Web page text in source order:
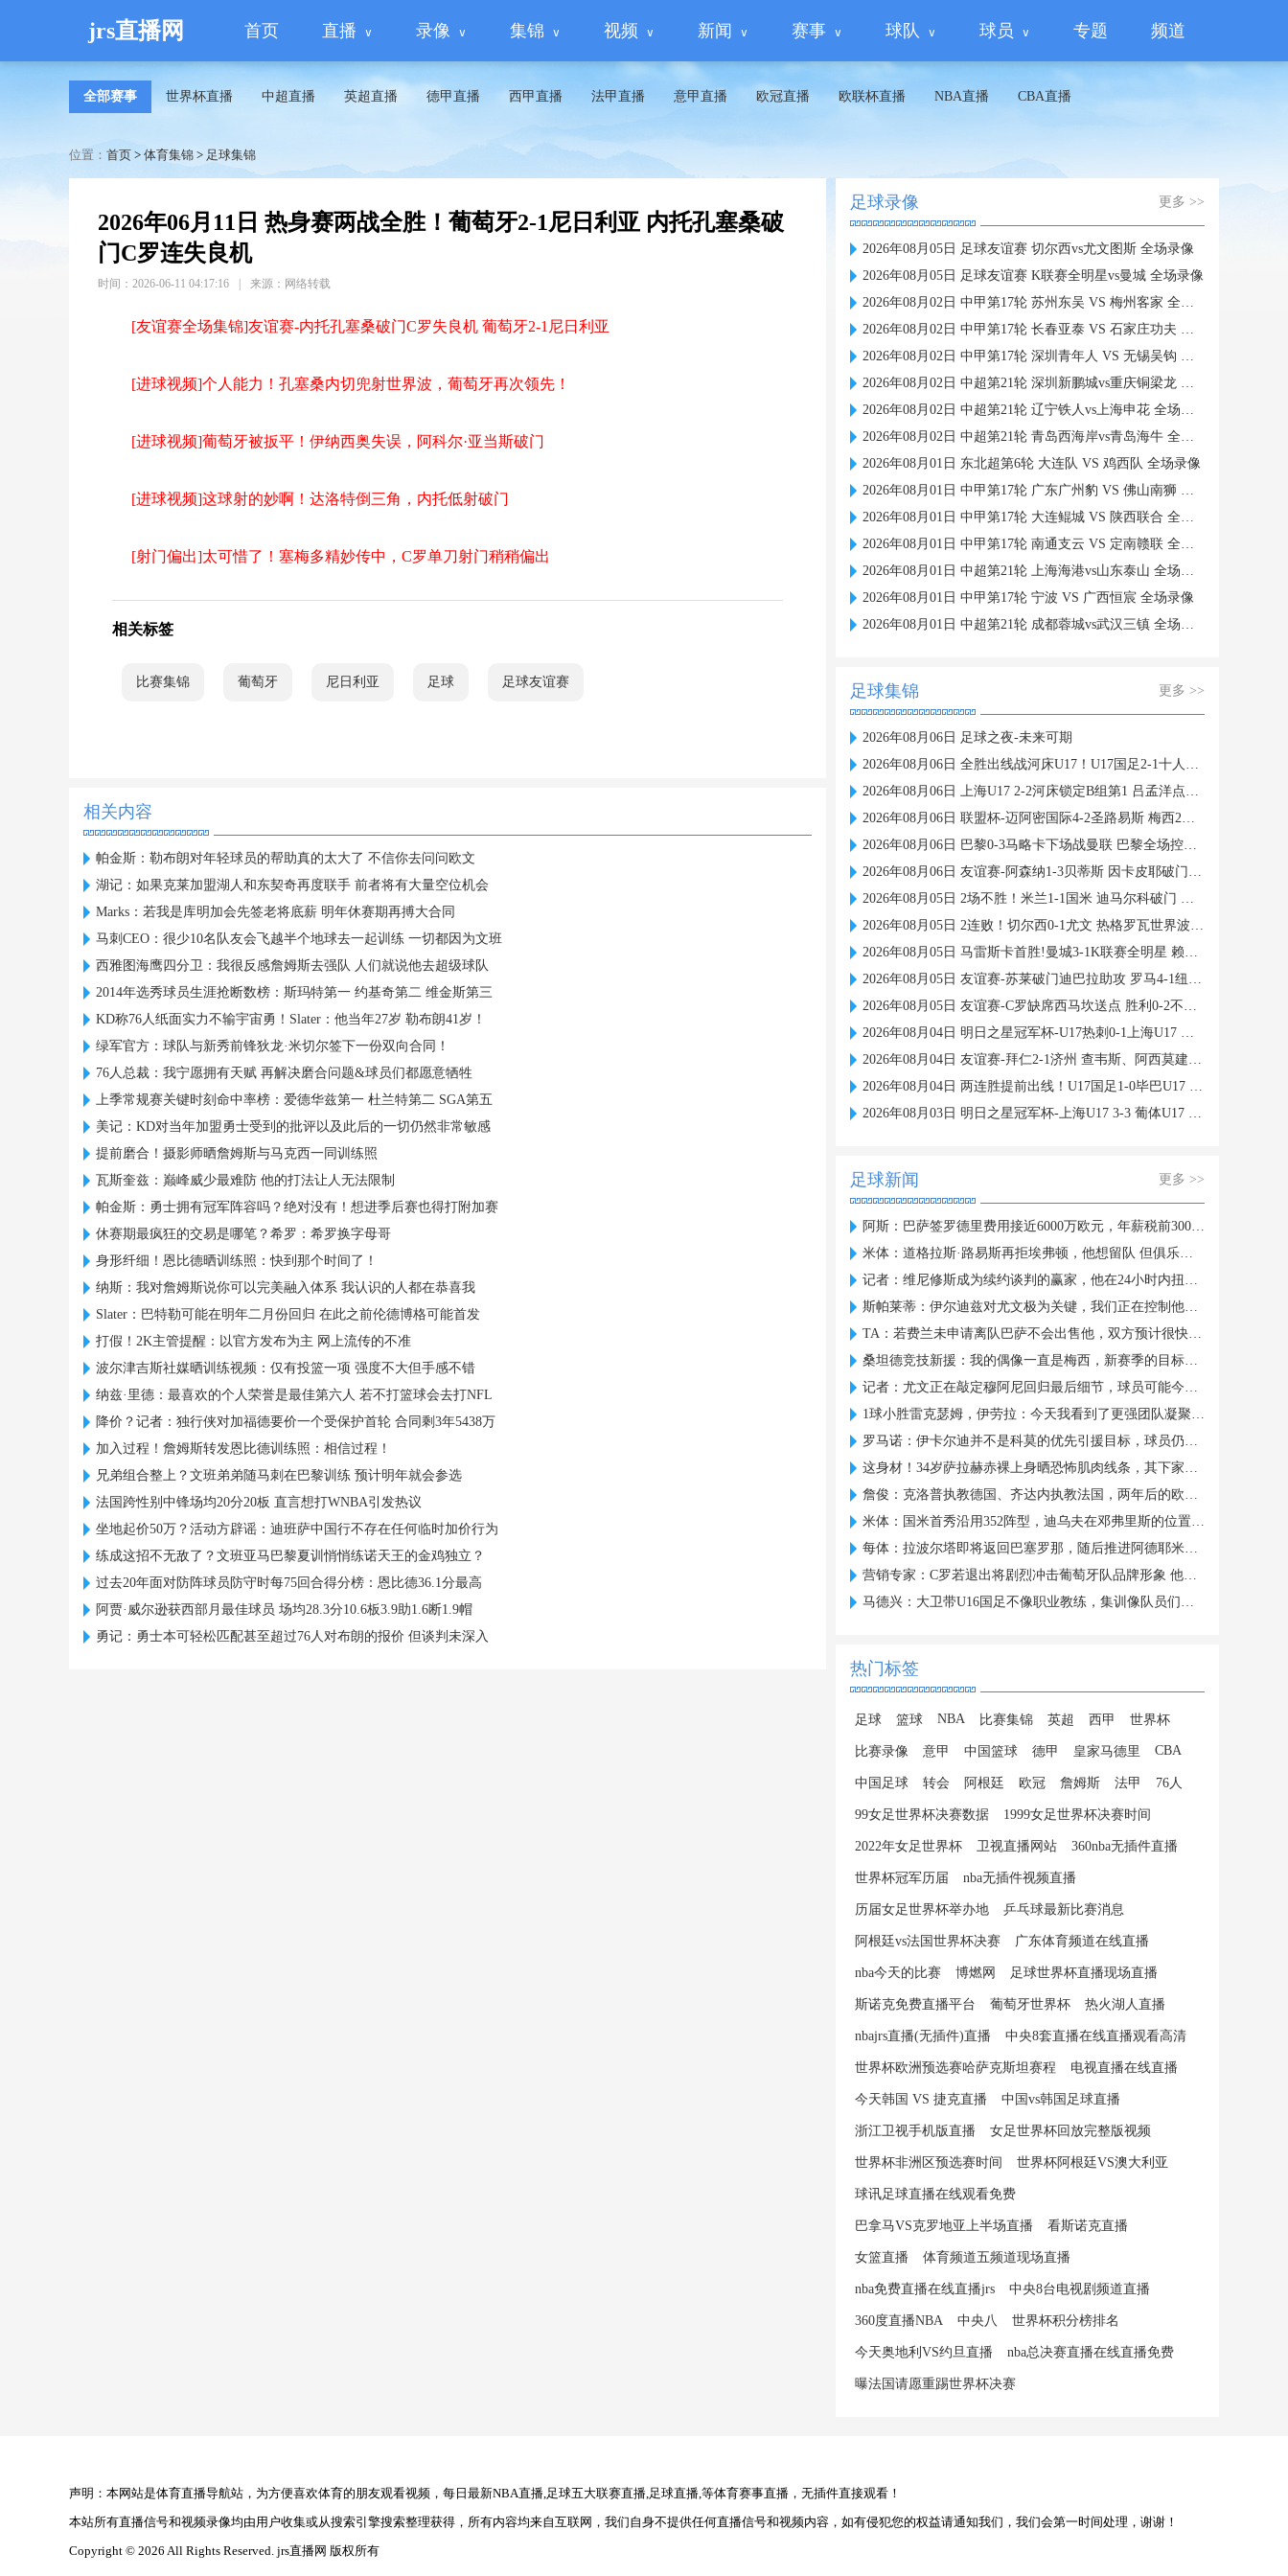
jrs直播网 首页 直播 录像 集锦 视频 新闻 赛事 球队 球员 专题 频道
全部赛事 世界杯直播 中超直播 英超直播 德甲直播 西甲直播 法甲直播 意甲直播 欧冠直播 欧联杯直播 NBA直播 CBA直播
位置： 首页 > 体育集锦 > 足球集锦
2026年06月11日 热身赛两战全胜！葡萄牙2-1尼日利亚 内托孔塞桑破
门C罗连失良机
时间：2026-06-11 04:17:16 来源：网络转载
[友谊赛全场集锦]友谊赛-内托孔塞桑破门C罗失良机 葡萄牙2-1尼日利亚
[进球视频]个人能力！孔塞桑内切兜射世界波，葡萄牙再次领先！
[进球视频]葡萄牙被扳平！伊纳西奥失误，阿科尔·亚当斯破门
[进球视频]这球射的妙啊！达洛特倒三角，内托低射破门
[射门偏出]太可惜了！塞梅多精妙传中，C罗单刀射门稍稍偏出
相关标签
比赛集锦 葡萄牙 尼日利亚 足球 足球友谊赛
相关内容
帕金斯：勒布朗对年轻球员的帮助真的太大了 不信你去问问欧文
湖记：如果克莱加盟湖人和东契奇再度联手 前者将有大量空位机会
Marks：若我是库明加会先签老将底薪 明年休赛期再搏大合同
马刺CEO：很少10名队友会飞越半个地球去一起训练 一切都因为文班
西雅图海鹰四分卫：我很反感詹姆斯去强队 人们就说他去超级球队
2014年选秀球员生涯抢断数榜：斯玛特第一 约基奇第二 维金斯第三
KD称76人纸面实力不输宇宙勇！Slater：他当年27岁 勒布朗41岁！
绿军官方：球队与新秀前锋狄龙·米切尔签下一份双向合同！
76人总裁：我宁愿拥有天赋 再解决磨合问题&球员们都愿意牺牲
上季常规赛关键时刻命中率榜：爱德华兹第一 杜兰特第二 SGA第五
美记：KD对当年加盟勇士受到的批评以及此后的一切仍然非常敏感
提前磨合！摄影师晒詹姆斯与马克西一同训练照
瓦斯奎兹：巅峰威少最难防 他的打法让人无法限制
帕金斯：勇士拥有冠军阵容吗？绝对没有！想进季后赛也得打附加赛
休赛期最疯狂的交易是哪笔？希罗：希罗换字母哥
身形纤细！恩比德晒训练照：快到那个时间了！
纳斯：我对詹姆斯说你可以完美融入体系 我认识的人都在恭喜我
Slater：巴特勒可能在明年二月份回归 在此之前伦德博格可能首发
打假！2K主管提醒：以官方发布为主 网上流传的不准
波尔津吉斯社媒晒训练视频：仅有投篮一项 强度不大但手感不错
纳兹·里德：最喜欢的个人荣誉是最佳第六人 若不打篮球会去打NFL
降价？记者：独行侠对加福德要价一个受保护首轮 合同剩3年5438万
加入过程！詹姆斯转发恩比德训练照：相信过程！
兄弟组合整上？文班弟弟随马刺在巴黎训练 预计明年就会参选
法国跨性别中锋场均20分20板 直言想打WNBA引发热议
坐地起价50万？活动方辟谣：迪班萨中国行不存在任何临时加价行为
练成这招不无敌了？文班亚马巴黎夏训悄悄练诺天王的金鸡独立？
过去20年面对防阵球员防守时每75回合得分榜：恩比德36.1分最高
阿贾·威尔逊获西部月最佳球员 场均28.3分10.6板3.9助1.6断1.9帽
勇记：勇士本可轻松匹配甚至超过76人对布朗的报价 但谈判未深入
足球录像 更多 >>
2026年08月05日 足球友谊赛 切尔西vs尤文图斯 全场录像
2026年08月05日 足球友谊赛 K联赛全明星vs曼城 全场录像
2026年08月02日 中甲第17轮 苏州东吴 VS 梅州客家 全场录像
2026年08月02日 中甲第17轮 长春亚泰 VS 石家庄功夫 全场录像
2026年08月02日 中甲第17轮 深圳青年人 VS 无锡吴钩 全场录像
2026年08月02日 中超第21轮 深圳新鹏城vs重庆铜梁龙 全场录像
2026年08月02日 中超第21轮 辽宁铁人vs上海申花 全场录像
2026年08月02日 中超第21轮 青岛西海岸vs青岛海牛 全场录像
2026年08月01日 东北超第6轮 大连队 VS 鸡西队 全场录像
2026年08月01日 中甲第17轮 广东广州豹 VS 佛山南狮 全场录像
2026年08月01日 中甲第17轮 大连鲲城 VS 陕西联合 全场录像
2026年08月01日 中甲第17轮 南通支云 VS 定南赣联 全场录像
2026年08月01日 中超第21轮 上海海港vs山东泰山 全场录像
2026年08月01日 中甲第17轮 宁波 VS 广西恒宸 全场录像
2026年08月01日 中超第21轮 成都蓉城vs武汉三镇 全场录像
足球集锦 更多 >>
2026年08月06日 足球之夜-未来可期
2026年08月06日 全胜出线战河床U17！U17国足2-1十人药厂U17 赵松源登场1分钟传射
2026年08月06日 上海U17 2-2河床锁定B组第1 吕孟洋点射阿布力米破门 将战A组第2
2026年08月06日 联盟杯-迈阿密国际4-2圣路易斯 梅西2射1传 阿伦助攻戴帽
2026年08月06日 巴黎0-3马略卡下场战曼联 巴黎全场控球近6成+8射3正未果
2026年08月06日 友谊赛-阿森纳1-3贝蒂斯 因卡皮耶破门难救主 福纳尔斯1射2传
2026年08月05日 2场不胜！米兰1-1国米 迪马尔科破门 恩昆库造点+点射拉莫斯登场
2026年08月05日 2连败！切尔西0-1尤文 热格罗瓦世界波制胜穆德里克时隔614天复出
2026年08月05日 马雷斯卡首胜!曼城3-1K联赛全明星 赖因德斯努里破门塞梅尼奥助攻
2026年08月05日 友谊赛-苏莱破门迪巴拉助攻 罗马4-1纽波特郡
2026年08月05日 友谊赛-C罗缺席西马坎送点 胜利0-2不敌阿尔梅里亚
2026年08月04日 明日之星冠军杯-U17热刺0-1上海U17 李文博制胜球
2026年08月04日 友谊赛-拜仁2-1济州 查韦斯、阿西莫建功马特乌斯彩虹过人送助攻
2026年08月04日 两连胜提前出线！U17国足1-0毕巴U17 程晟涵连场破门赵松源中楣
2026年08月03日 明日之星冠军杯-上海U17 3-3 葡体U17 梁锦鸿梅开二度
足球新闻 更多 >>
阿斯：巴萨签罗德里费用接近6000万欧元，年薪税前3000万欧签4年
米体：道格拉斯·路易斯再拒埃弗顿，他想留队 但俱乐部尚未敲定
记者：维尼修斯成为续约谈判的赢家，他在24小时内扭转局势
斯帕莱蒂：伊尔迪兹对尤文极为关键，我们正在控制他的出场时间
TA：若费兰未申请离队巴萨不会出售他，双方预计很快讨论未来
桑坦德竞技新援：我的偶像一直是梅西，新赛季的目标是打进10球
记者：尤文正在敲定穆阿尼回归最后细节，球员可能今日接受体检
1球小胜雷克瑟姆，伊劳拉：今天我看到了更强团队凝聚力和整体性
罗马诺：伊卡尔迪并不是科莫的优先引援目标，球员仍在等待报价
这身材！34岁萨拉赫赤裸上身晒恐怖肌肉线条，其下家仍是未知数
詹俊：克洛普执教德国、齐达内执教法国，两年后的欧洲杯好看了！
米体：国米首秀沿用352阵型，迪乌夫在邓弗里斯的位置上表现出色
每体：拉波尔塔即将返回巴塞罗那，随后推进阿德耶米、小蜘蛛转会
营销专家：C罗若退出将剧烈冲击葡萄牙队品牌形象 他价值远超全队
马德兴：大卫带U16国足不像职业教练，集训像队员们难得的假期
热门标签
足球 篮球 NBA 比赛集锦 英超 西甲 世界杯
比赛录像 意甲 中国篮球 德甲 皇家马德里 CBA
中国足球 转会 阿根廷 欧冠 詹姆斯 法甲 76人
99女足世界杯决赛数据 1999女足世界杯决赛时间
2022年女足世界杯 卫视直播网站 360nba无插件直播
世界杯冠军历届 nba无插件视频直播
历届女足世界杯举办地 乒乓球最新比赛消息
阿根廷vs法国世界杯决赛 广东体育频道在线直播
nba今天的比赛 博燃网 足球世界杯直播现场直播
斯诺克免费直播平台 葡萄牙世界杯 热火湖人直播
nbajrs直播(无插件)直播 中央8套直播在线直播观看高清
世界杯欧洲预选赛哈萨克斯坦赛程 电视直播在线直播
今天韩国 VS 捷克直播 中国vs韩国足球直播
浙江卫视手机版直播 女足世界杯回放完整版视频
世界杯非洲区预选赛时间 世界杯阿根廷VS澳大利亚
球讯足球直播在线观看免费
巴拿马VS克罗地亚上半场直播 看斯诺克直播
女篮直播 体育频道五频道现场直播
nba免费直播在线直播jrs 中央8台电视剧频道直播
360度直播NBA 中央八 世界杯积分榜排名
今天奥地利VS约旦直播 nba总决赛直播在线直播免费
曝法国请愿重踢世界杯决赛
声明：本网站是体育直播导航站，为方便喜欢体育的朋友观看视频，每日最新NBA直播,足球五大联赛直播,足球直播,等体育赛事直播，无插件直接观看！
本站所有直播信号和视频录像均由用户收集或从搜索引擎搜索整理获得，所有内容均来自互联网，我们自身不提供任何直播信号和视频内容，如有侵犯您的权益请通知我们，我们会第一时间处理，谢谢！
Copyright © 2026 All Rights Reserved. jrs直播网 版权所有